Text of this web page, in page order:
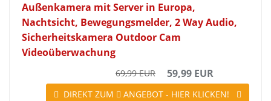
Außenkamera mit Server in Europa,
Nachtsicht, Bewegungsmelder, 2 Way Audio,
Sicherheitskamera Outdoor Cam
Videoüberwachung
69,99 EUR 59,99 EUR
DIREKT ZUM ANGEBOT - HIER KLICKEN!